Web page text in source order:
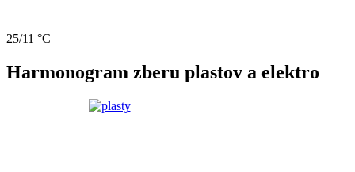
25/11 °C
Harmonogram zberu plastov a elektro